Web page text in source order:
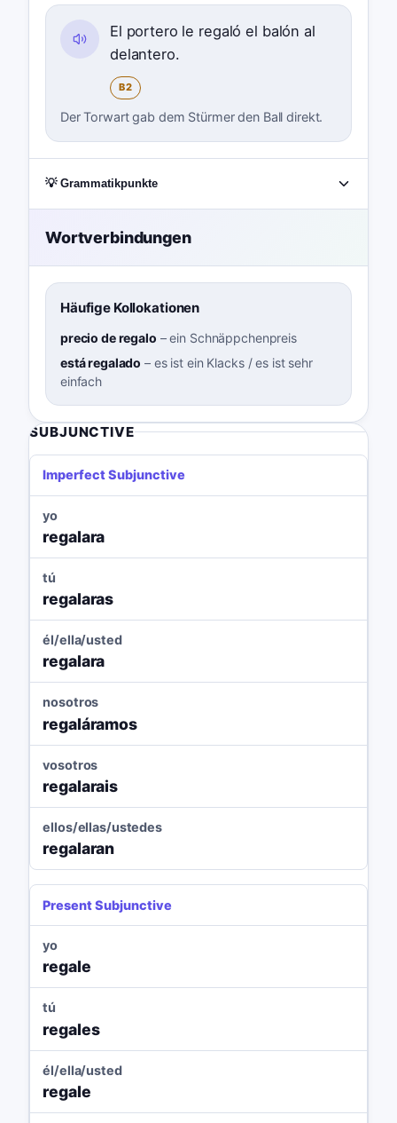
El portero le regaló el balón al
delantero.
B2
Der Torwart gab dem Stürmer den Ball direkt.
💡 Grammatikpunkte
Wortverbindungen
Häufige Kollokationen
precio de regalo –ein Schnäppchenpreis
está regalado – es ist ein Klacks / es ist sehr
einfach
SUBJUNCTIVE
Imperfect Subjunctive
yo
regalara
tú
regalaras
él/ella/usted
regalara
nosotros
regaláramos
vosotros
regalarais
ellos/ellas/ustedes
regalaran
Present Subjunctive
yo
regale
tú
regales
él/ella/usted
regale